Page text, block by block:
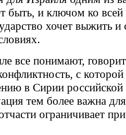
быть, и ключом ко всей
хочет выжить и
все понимают,
с которой
в Сирии
тем более важна
ограничивает